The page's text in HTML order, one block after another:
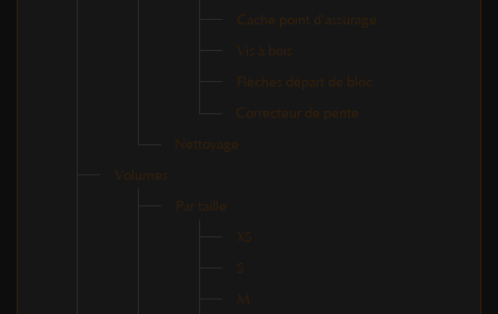
Cache point d'assurage
Vis à bois
Flèches départ de bloc
Correcteur de pente
Nettoyage
Volumes
Par taille
XS
S
M